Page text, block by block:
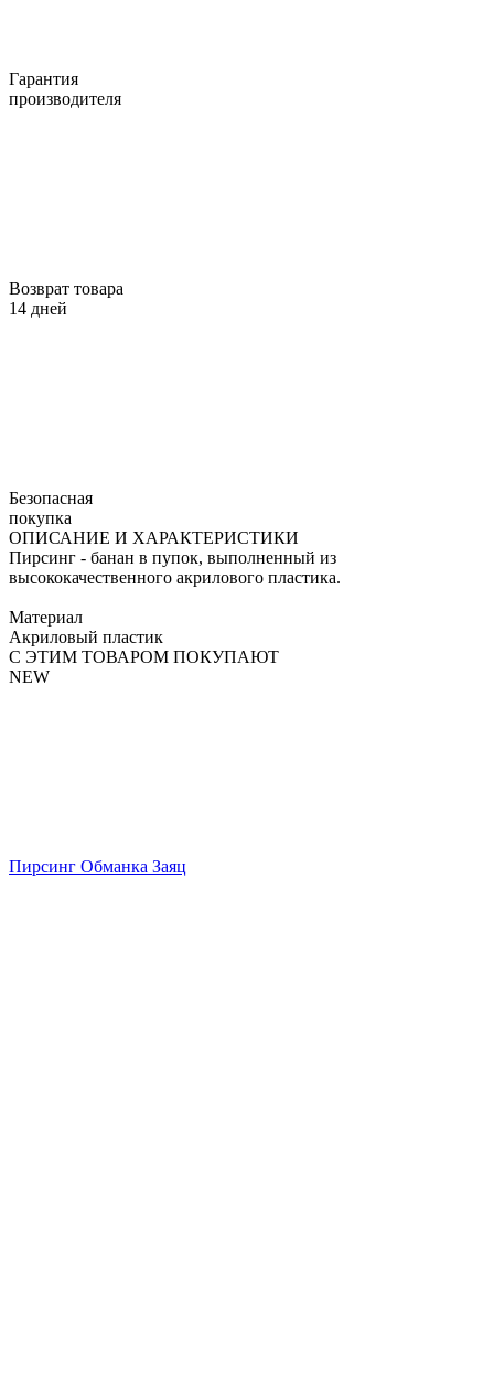
Гарантия
производителя
Возврат товара
14 дней
Безопасная
покупка
ОПИСАНИЕ И ХАРАКТЕРИСТИКИ
Пирсинг - банан в пупок, выполненный из
высококачественного акрилового пластика.
Материал
Акриловый пластик
С ЭТИМ ТОВАРОМ ПОКУПАЮТ
NEW
Пирсинг Обманка Заяц